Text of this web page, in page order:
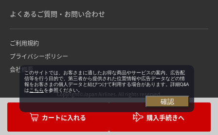
購入手続きへ
よくあるご質問・お問い合わせ
ご利用規約
プライバシーポリシー
会社概要
Copyright©Japan Airlines. All rights reserved.
このサイトでは、お客さまに適したお得な商品やサービスの案内、広告配
信等を行う目的で、第三者から提供された位置情報や広告データなどの情
報をお客さまの個人データと結びつけて利用する場合があります。詳細Q&A
は こちらを参照ください。
確認